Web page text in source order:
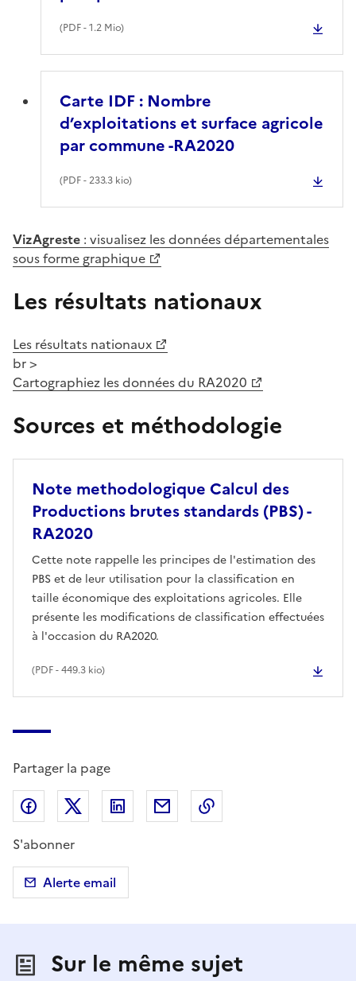
(PDF- 1.2 Mio)
Carte IDF : Nombre
d’exploitations et surface agricole
par commune -RA2020
(PDF- 233.3 kio)
VizAgreste : visualisez les données départementales
sous forme graphique
Les résultats nationaux
Les résultats nationaux
br >
Cartographiez les données du RA2020
Sources et méthodologie
Note methodologique Calcul des
Productions brutes standards (PBS) -
RA2020
(PDF- 449.3 kio)
Cette note rappelle les principes de l'estimation des
PBS et de leur utilisation pour la classification en
taille économique des exploitations agricoles. Elle
présente les modifications de classification effectuées
à l'occasion du RA2020.
Partager la page
Partager sur Facebook
Partager sur X (anciennement Twitter)
Partager sur LinkedIn
Partager par email
S'abonner
Alerte email
Sur le même sujet